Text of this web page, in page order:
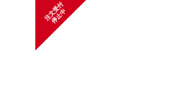
注
文
受
付
停
止
中